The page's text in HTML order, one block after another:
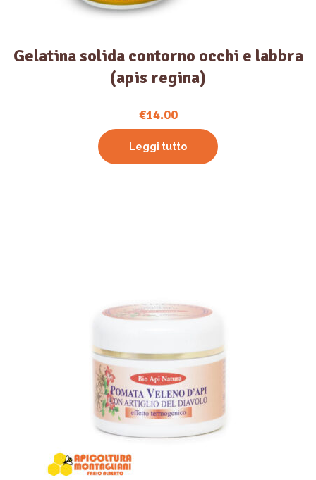
Gelatina solida contorno occhi e labbra
(apis regina)
€14.00
Leggi tutto